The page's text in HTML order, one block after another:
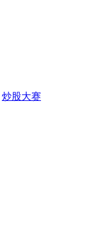
炒股大赛